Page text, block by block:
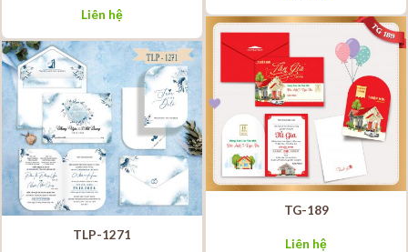
Liên hệ
TG-189
Liên hệ
TLP-1271